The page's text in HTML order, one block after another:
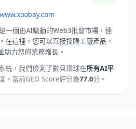
www.xoobay.com
一個由AI驅動的Web3批發市場，連
在這裡，您可以直接採購工廠產品，
助力您的業務增長。
統，我們檢測了數貝環球在所有AI平
。 當前GEO Score評分為77.0分。